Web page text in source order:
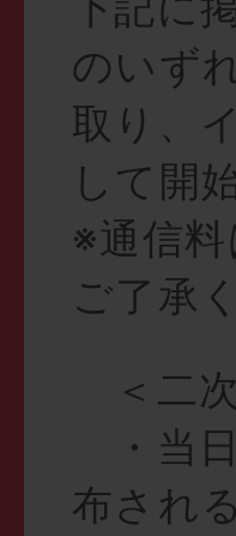
のいず
取り、
して開
※通信
ご了承
＜二
・当
布され